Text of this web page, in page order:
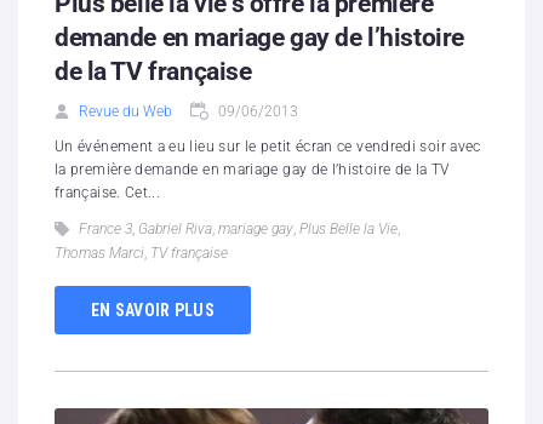
demande en mariage gay de l’histoire
de la TV française
Revue du Web 09/06/2013
Un événement a eu lieu sur le petit écran ce vendredi soir avec
la première demande en mariage gay de l’histoire de la TV
française. Cet...
France 3, Gabriel Riva, mariage gay, Plus Belle la Vie,
Thomas Marci, TV française
EN SAVOIR PLUS